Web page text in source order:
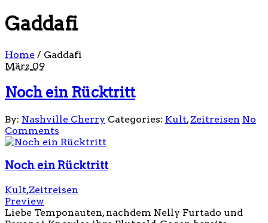
Gaddafi
Home / Gaddafi
März 09
Noch ein Rücktritt
By: Nashville Cherry Categories: Kult,Zeitreisen No
Comments
Noch ein Rücktritt
Kult,Zeitreisen
Preview
Liebe Temponauten, nachdem Nelly Furtado und